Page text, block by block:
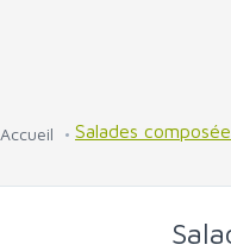
Accueil Salades